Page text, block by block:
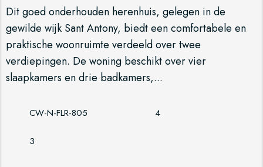
Dit goed onderhouden herenhuis, gelegen in de
gewilde wijk Sant Antony, biedt een comfortabele en
praktische woonruimte verdeeld over twee
verdiepingen. De woning beschikt over vier
slaapkamers en drie badkamers,...
CW-N-FLR-805 4
3